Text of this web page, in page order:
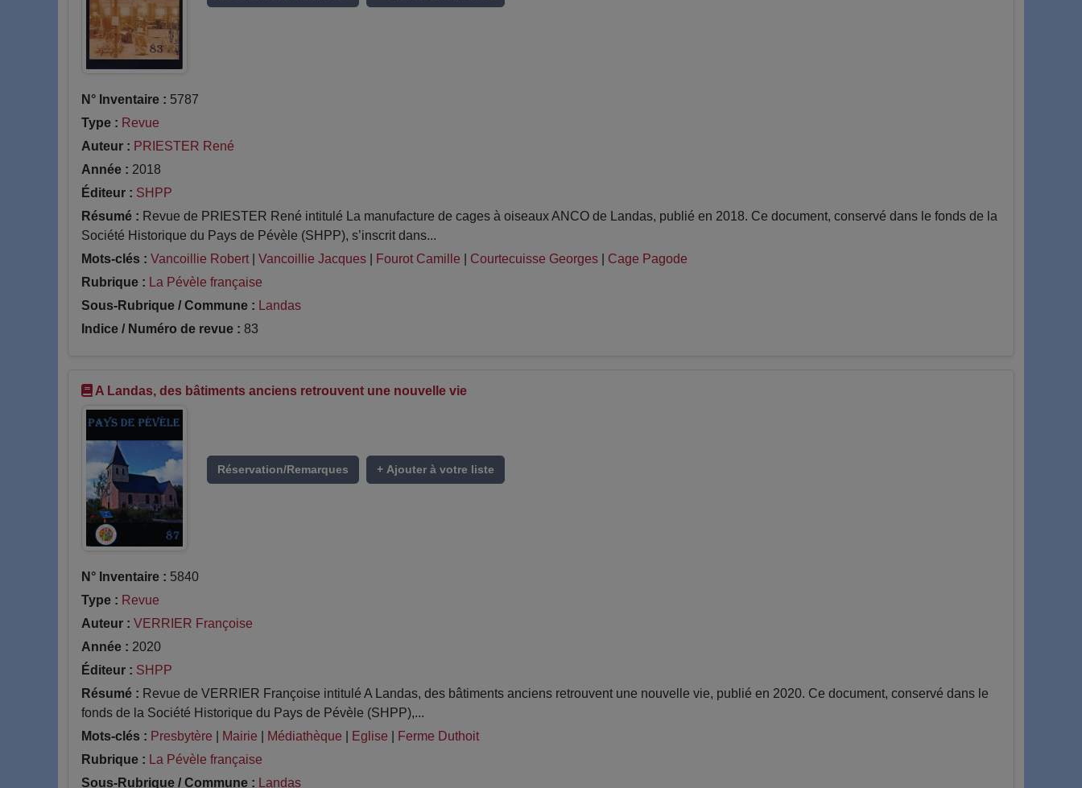
N° Inventaire : 5787
Type : Revue
Auteur : PRIESTER René
Année : 2018
Éditeur : SHPP
Résumé : Revue de PRIESTER René intitulé La manufacture de cages à oiseaux ANCO de Landas, publié en 2018. Ce document, conservé dans le fonds de la
Société Historique du Pays de Pévèle (SHPP), s’inscrit dans...
Mots-clés : Vancoillie Robert Vancoillie Jacques Fourot Camille Courtecuisse Georges
Cage Pagode
Rubrique : La Pévèle française
Sous-Rubrique / Commune : Landas
Indice / Numéro de revue : 83
A Landas, des bâtiments anciens retrouvent une nouvelle vie
Réservation/Remarques + Ajouter à votre liste
N° Inventaire : 5840
Type : Revue
Auteur : VERRIER Françoise
Année : 2020
Éditeur : SHPP
Résumé : Revue de VERRIER Françoise intitulé A Landas, des bâtiments anciens retrouvent une nouvelle vie, publié en 2020. Ce document, conservé dans le
fonds de la Société Historique du Pays de Pévèle (SHPP),...
Mots-clés : Presbytère Mairie Médiathèque Eglise
Ferme Duthoit
Rubrique : La Pévèle française
Sous-Rubrique / Commune : Landas